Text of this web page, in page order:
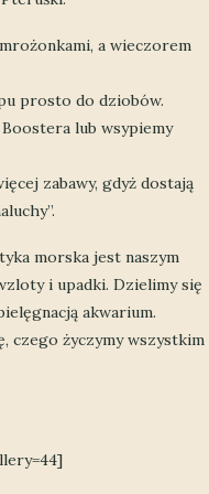
a wieczorem
prosto do dziobów.
lub wsypiemy
zabawy, gdyż dostają
morska jest naszym
i upadki. Dzielimy się
akwarium.
czego życzymy wszystkim